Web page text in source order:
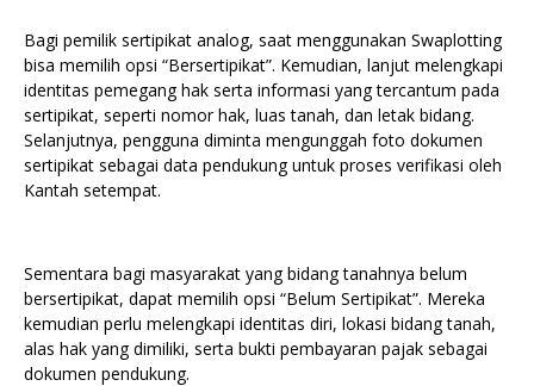
Bagi pemilik sertipikat analog, saat menggunakan Swaplotting
bisa memilih opsi “Bersertipikat”. Kemudian, lanjut melengkapi
identitas pemegang hak serta informasi yang tercantum pada
sertipikat, seperti nomor hak, luas tanah, dan letak bidang.
Selanjutnya, pengguna diminta mengunggah foto dokumen
sertipikat sebagai data pendukung untuk proses verifikasi oleh
Kantah setempat.
Sementara bagi masyarakat yang bidang tanahnya belum
bersertipikat, dapat memilih opsi “Belum Sertipikat”. Mereka
kemudian perlu melengkapi identitas diri, lokasi bidang tanah,
alas hak yang dimiliki, serta bukti pembayaran pajak sebagai
dokumen pendukung.